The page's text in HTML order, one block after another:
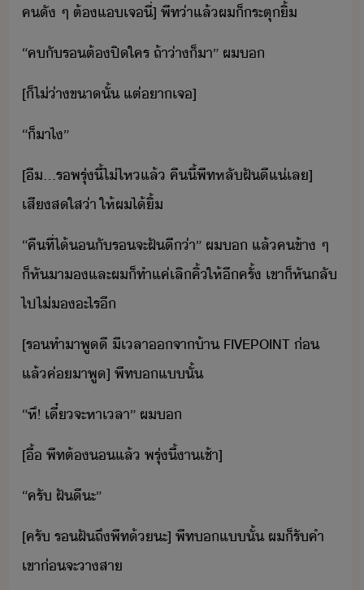
คั​ ​ๆ​ ​ต้​แ​เจ​ี่​]​ ​พีท​่า​แล้​ผ​็​ระตุ​ิ้
“​ค​ั​ร​ต้​ปิ​ใคร​ ​ถ้า่า​​็​า​”​ ​ผ​
[​็​ไ่่า​ขา​ั้​ ​แต่​า​เจ​]
“​็​า​ไ​”
[​ื​…​ร​พรุ่ี้​ไ่ไห​แล้​ ​คืี้​พีท​หลั​ฝัี​แ่​เล​]​ ​
เสี​สใส​่า​ ​ให้​ผ​ไ้​ิ้
“​คื​ที่​ไ้​​ั​ร​จะ​ฝัี​่า​”​ ​ผ​​ ​แล้​ค​ข้า​ ​ๆ​ ​
็​หัา​​และ​ผ​็​ทำ​แค่​เลิ​คิ้​ให้​ีครั้​ ​เขา​็​หัลั​
ไป​ไ่​​ะไร​ี
[​ร​ทำ​า​พูี​ ​ี​เลา​จา​้า​ ​FIVEPOINT​ ​่​
แล้​ค่​า​พู​]​ ​พีท​​แ​ั้
“​หึ​!​ ​เี๋​จะ​หา​เลา​”​ ​ผ​
[​ื้​ ​พีท​ต้​​แล้​ ​พรุ่ี้​า​เช้า​]
“​ครั​ ​ฝัี​ะ​”
[​ครั​ ​ร​ฝั​ถึ​พีท​้​ะ​]​ ​พีท​​แ​ั้​ ​ผ​็​รัคำ​
เขา​่​จะ​าสา